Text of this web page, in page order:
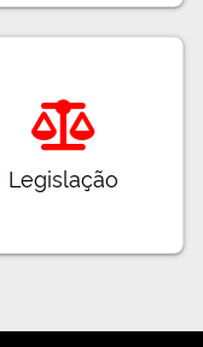
Legislação